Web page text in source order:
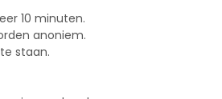
10 minuten.
anoniem.
staan.